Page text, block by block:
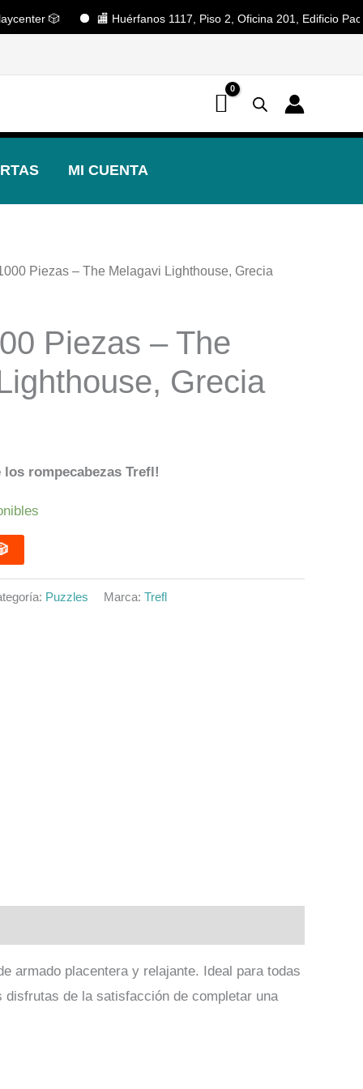
🎲 🏬 Huérfanos 1117, Piso 2, Oficina 201, Edificio
MI CUENTA
Piezas – The Melagavi Lighthouse, Grecia
Piezas – The
Grecia
los rompecabezas Trefl!
🎲
Puzzles Marca: Trefl
armado placentera y relajante. Ideal para todas
de la satisfacción de completar una
📢 ¡OFERTAS! 🔥